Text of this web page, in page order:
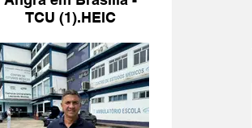
TCU (1).HEIC